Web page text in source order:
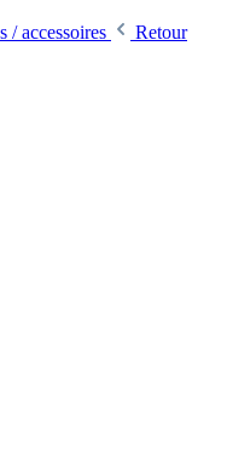
/ accessoires
Retour